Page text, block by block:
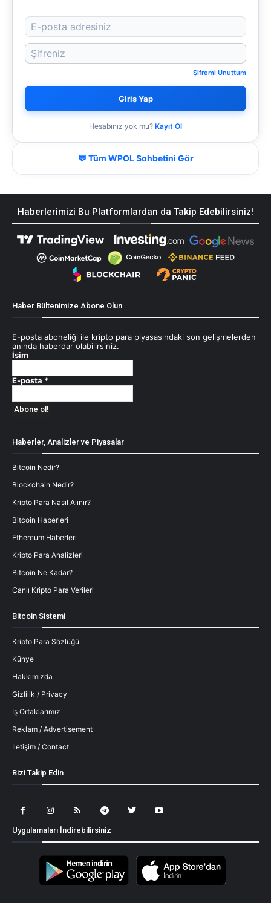
Şifremi Unuttum
Giriş Yap
Hesabınız yok mu? Kayıt Ol
💬 Tüm WPOL Sohbetini Gör
Haberlerimizi Bu Platformlardan da Takip Edebilirsiniz!
Haber Bültenimize Abone Olun
E-posta aboneliği ile kripto para piyasasındaki son gelişmelerden
anında haberdar olabilirsiniz.
İsim
E-posta *
Haberler, Analizler ve Piyasalar
Bitcoin Nedir?
Blockchain Nedir?
Kripto Para Nasıl Alınır?
Bitcoin Haberleri
Ethereum Haberleri
Kripto Para Analizleri
Bitcoin Ne Kadar?
Canlı Kripto Para Verileri
Bitcoin Sistemi
Kripto Para Sözlüğü
Künye
Hakkımızda
Gizlilik / Privacy
İş Ortaklarımız
Reklam / Advertisement
İletişim / Contact
Bizi Takip Edin
Uygulamaları İndirebilirsiniz